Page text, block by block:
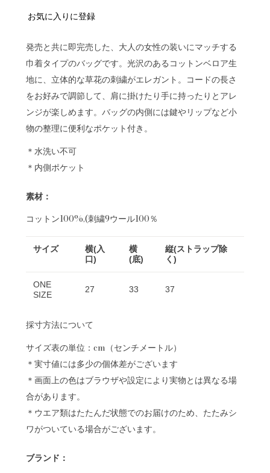
お気に入りに登録
発売と共に即完売した、大人の女性の装いにマッチする
巾着タイプのバッグです。光沢のあるコットンベロア生
地に、立体的な草花の刺繍がエレガント。コードの長さ
をお好みで調節して、肩に掛けたり手に持ったりとアレ
ンジが楽しめます。バッグの内側には鍵やリップなど小
物の整理に便利なポケット付き。
＊水洗い不可
＊内側ポケット
素材：
コットン100%,(刺繍9ウール100％
サイズ
横(入
口)
横
(底)
縦(ストラップ除
く)
ONE
SIZE
27 33 37
採寸方法について
サイズ表の単位：cm（センチメートル）
＊実寸値には多少の個体差がございます
＊画面上の色はブラウザや設定により実物とは異なる場
合があります。
＊ウエア類はたたんだ状態でのお届けのため、たたみシ
ワがついている場合がございます。
ブランド：